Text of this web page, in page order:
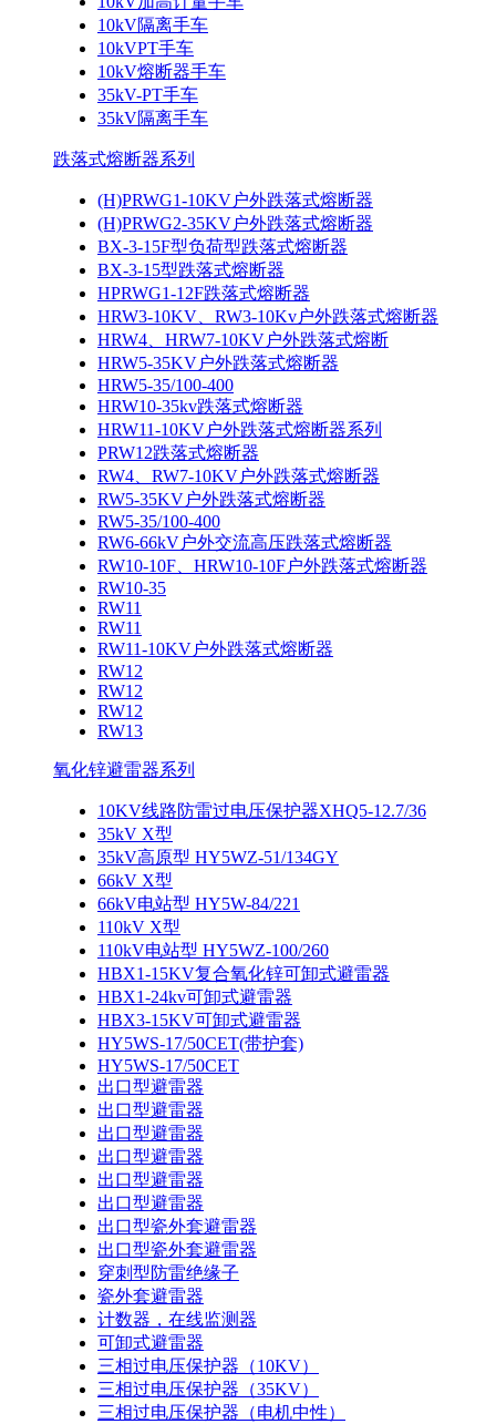
10kV隔离手车
10kVPT手车
10kV熔断器手车
35kV-PT手车
35kV隔离手车
跌落式熔断器系列
(H)PRWG1-10KV户外跌落式熔断器
(H)PRWG2-35KV户外跌落式熔断器
BX-3-15F型负荷型跌落式熔断器
BX-3-15型跌落式熔断器
HPRWG1-12F跌落式熔断器
HRW3-10KV、RW3-10Kv户外跌落式熔断器
HRW4、HRW7-10KV户外跌落式熔断
HRW5-35KV户外跌落式熔断器
HRW5-35/100-400
HRW10-35kv跌落式熔断器
HRW11-10KV户外跌落式熔断器系列
PRW12跌落式熔断器
RW4、RW7-10KV户外跌落式熔断器
RW5-35KV户外跌落式熔断器
RW5-35/100-400
RW6-66kV户外交流高压跌落式熔断器
RW10-10F、HRW10-10F户外跌落式熔断器
RW10-35
RW11
RW11
RW11-10KV户外跌落式熔断器
RW12
RW12
RW12
RW13
氧化锌避雷器系列
10KV线路防雷过电压保护器XHQ5-12.7/36
35kV X型
35kV高原型 HY5WZ-51/134GY
66kV X型
66kV电站型 HY5W-84/221
110kV X型
110kV电站型 HY5WZ-100/260
HBX1-15KV复合氧化锌可卸式避雷器
HBX1-24kv可卸式避雷器
HBX3-15KV可卸式避雷器
HY5WS-17/50CET(带护套)
HY5WS-17/50CET
出口型避雷器
出口型避雷器
出口型避雷器
出口型避雷器
出口型避雷器
出口型避雷器
出口型瓷外套避雷器
出口型瓷外套避雷器
穿刺型防雷绝缘子
瓷外套避雷器
计数器，在线监测器
可卸式避雷器
三相过电压保护器（10KV）
三相过电压保护器（35KV）
三相过电压保护器（电机中性）